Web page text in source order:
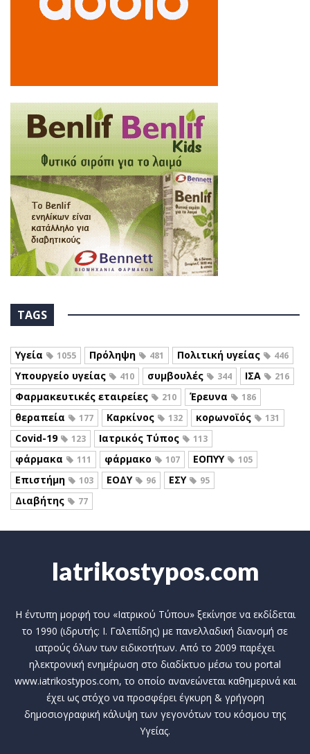
TAGS
Υγεία 1055 Πρόληψη 481 Πολιτική υγείας 446
Υπουργείο υγείας 410 συμβουλές 344 ΙΣΑ 216
Φαρμακευτικές εταιρείες 210 Έρευνα 186
θεραπεία 177 Καρκίνος 132 κορωνοϊός 131
Covid-19 123 Ιατρικός Τύπος 113
φάρμακα 111 φάρμακο 107 ΕΟΠΥΥ 105
Επιστήμη 103 ΕΟΔΥ 96 ΕΣΥ 95
Διαβήτης 77
Iatrikostypos.com
Η έντυπη μορφή του «Ιατρικού Τύπου» ξεκίνησε να εκδίδεται
το 1990 (ιδρυτής: Ι. Γαλεπίδης) με πανελλαδική διανομή σε
ιατρούς όλων των ειδικοτήτων. Από το 2009 παρέχει
ηλεκτρονική ενημέρωση στο διαδίκτυο μέσω του portal
www.iatrikostypos.com, το οποίο ανανεώνεται καθημερινά και
έχει ως στόχο να προσφέρει έγκυρη & γρήγορη
δημοσιογραφική κάλυψη των γεγονότων του κόσμου της
Υγείας.